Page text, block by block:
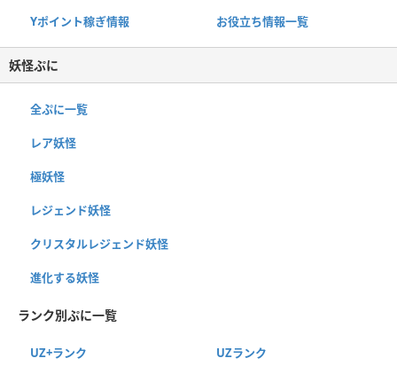
Yポイント稼ぎ情報 お役立ち情報一覧
妖怪ぷに
全ぷに一覧
レア妖怪
極妖怪
レジェンド妖怪
クリスタルレジェンド妖怪
進化する妖怪
ランク別ぷに一覧
UZ+ランク UZランク